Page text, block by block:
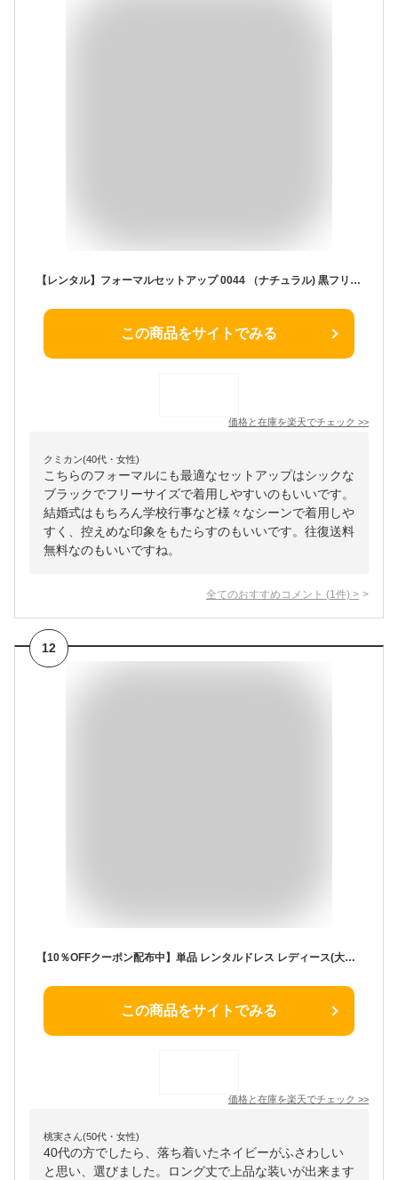
【レンタル】フォーマルセットアップ 0044 （ナチュラル) 黒フリーサイズ 入学式/入園式/卒業式/卒園式/七五三/謝恩会/二次会/お呼ばれ/結婚式/パーティー
この商品をサイトでみる
価格と在庫を楽天でチェック >>
クミカン(40代・女性)
こちらのフォーマルにも最適なセットアップはシックな
ブラックでフリーサイズで着用しやすいのもいいです。
結婚式はもちろん学校行事など様々なシーンで着用しや
すく、控えめな印象をもたらすのもいいです。往復送料
無料なのもいいですね。
全てのおすすめコメント (1 件) >
12
【10％OFFクーポン配布中】単品 レンタルドレス レディース(大人) 「紺ロングパールボタン」17号 g179t【片道送料無料】 【お宮参り】【ミセス】【親族】【レンタル】【結婚式】
この商品をサイトでみる
価格と在庫を楽天でチェック >>
桃実さん(50代・女性)
40代の方でしたら、落ち着いたネイビーがふさわしい
と思い、選びました。ロング丈で上品な装いが出来ます